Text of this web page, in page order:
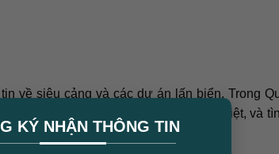
KÝ NHẬN THÔNG TIN
về siêu cảng và các dự án lấn biển. Trong
mới có hiệu lực, thị trường đã hạ nhiệt, và